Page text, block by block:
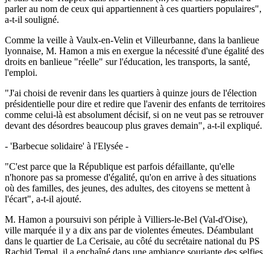
parler au nom de ceux qui appartiennent à ces quartiers populaires",
a-t-il souligné.
Comme la veille à Vaulx-en-Velin et Villeurbanne, dans la banlieue
lyonnaise, M. Hamon a mis en exergue la nécessité d'une égalité des
droits en banlieue "réelle" sur l'éducation, les transports, la santé,
l'emploi.
"J'ai choisi de revenir dans les quartiers à quinze jours de l'élection
présidentielle pour dire et redire que l'avenir des enfants de territoires
comme celui-là est absolument décisif, si on ne veut pas se retrouver
devant des désordres beaucoup plus graves demain", a-t-il expliqué.
- 'Barbecue solidaire' à l'Elysée -
"C'est parce que la République est parfois défaillante, qu'elle
n'honore pas sa promesse d'égalité, qu'on en arrive à des situations
où des familles, des jeunes, des adultes, des citoyens se mettent à
l'écart", a-t-il ajouté.
M. Hamon a poursuivi son périple à Villiers-le-Bel (Val-d'Oise),
ville marquée il y a dix ans par de violentes émeutes. Déambulant
dans le quartier de La Cerisaie, au côté du secrétaire national du PS
Rachid Temal, il a enchaîné dans une ambiance souriante des selfies